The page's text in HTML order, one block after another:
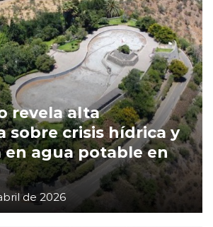
revela alta
sobre crisis hídrica y
agua potable en
de 2026